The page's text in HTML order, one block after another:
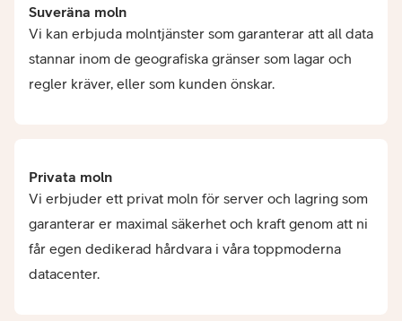
Suveräna moln
Vi kan erbjuda molntjänster som garanterar att all data
stannar inom de geografiska gränser som lagar och
regler kräver, eller som kunden önskar.
Privata moln
Vi erbjuder ett privat moln för server och lagring som
garanterar er maximal säkerhet och kraft genom att ni
får egen dedikerad hårdvara i våra toppmoderna
datacenter.